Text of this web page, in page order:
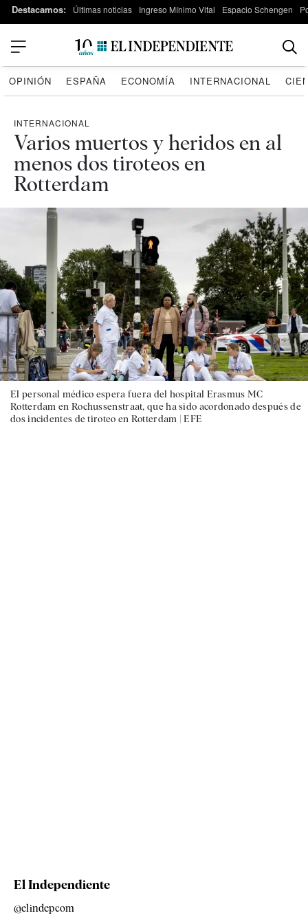
Destacamos: Últimas noticias Ingreso Mínimo Vital Espacio Schengen
OPINIÓN ESPAÑA ECONOMÍA INTERNACIONAL
INTERNACIONAL
Varios muertos y heridos en al
menos dos tiroteos en
Rotterdam
El personal médico espera fuera del hospital Erasmus MC
Rotterdam en Rochussenstraat, que ha sido acordonado después de
dos incidentes de tiroteo en Rotterdam |EFE
El Independiente
@elindepcom